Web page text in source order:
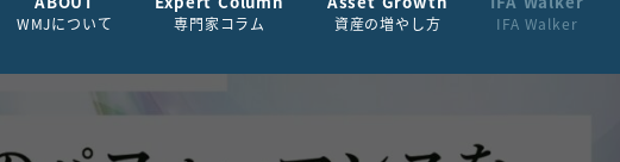
WMJについて 専門家コラム 資産の増やし方 IFA Walker